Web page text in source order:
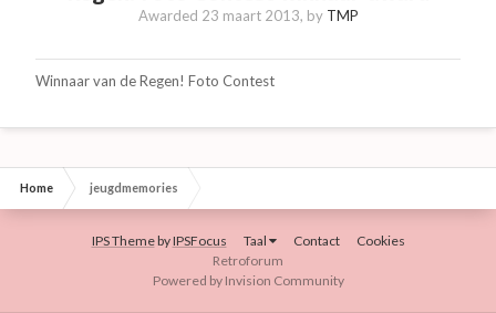
Awarded 23 maart 2013, by TMP
Winnaar van de Regen! Foto Contest
Home jeugdmemories
IPS ThemebyIPSFocus Taal Contact
Cookies
Retroforum
Powered by Invision Community